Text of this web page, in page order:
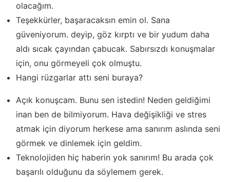
olacağım.
Teşekkürler, başaracaksın emin ol. Sana
güveniyorum. deyip, göz kırptı ve bir yudum daha
aldı sıcak çayından çabucak. Sabırsızdı konuşmalar
için, onu görmeyeli çok olmuştu.
Hangi rüzgarlar attı seni buraya?
Açık konuşcam. Bunu sen istedin! Neden geldiğimi
inan ben de bilmiyorum. Hava değişikliği ve stres
atmak için diyorum herkese ama sanırım aslında seni
görmek ve dinlemek için geldim.
Teknolojiden hiç haberin yok sanırım! Bu arada çok
başarılı olduğunu da söylemem gerek.